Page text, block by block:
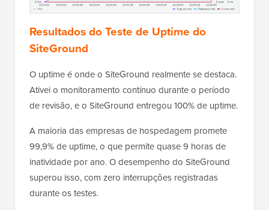
Resultados do Teste de Uptime do
SiteGround
O uptime é onde o SiteGround realmente se destaca.
Ativei o monitoramento contínuo durante o período
de revisão, e o SiteGround entregou 100% de uptime.
A maioria das empresas de hospedagem promete
99,9% de uptime, o que permite quase 9 horas de
inatividade por ano. O desempenho do SiteGround
superou isso, com zero interrupções registradas
durante os testes.